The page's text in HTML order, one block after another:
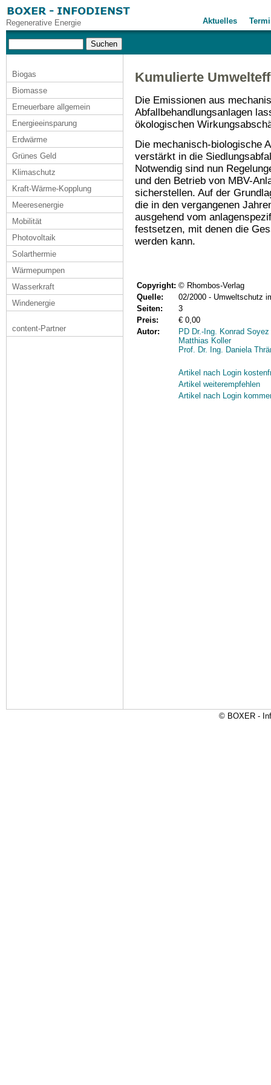
Regenerative Energie Aktuelles
Biogas
Biomasse
Erneuerbare allgemein
Energieeinsparung
Erdwärme
Grünes Geld
Klimaschutz
Kraft-Wärme-Kopplung
Meeresenergie
Mobilität
Photovoltaik
Solarthermie
Wärmepumpen
Wasserkraft
Windenergie
content-Partner
Kumulierte
Die Emissionen aus
Abfallbehandlungsanlagen
ökologischen
Die mechanisch-biologische
verstärkt in die
Notwendig sind nun
und den Betrieb von MBV-
sicherstellen. Auf der
die in den vergangenen
ausgehend vom
festsetzen, mit denen die
werden kann.
Copyright: © Rhombos-Verlag
Quelle:
02/2000 - Umweltschutz
Seiten:
3
Preis:
€ 0,00
Autor:
PD Dr.-Ing. Konrad Soyez
Matthias Koller
Prof. Dr. Ing. Daniela
Artikel nach Login
Artikel weiterempfehlen
Artikel nach Login
© BOXER -